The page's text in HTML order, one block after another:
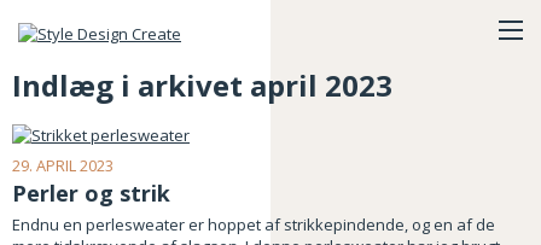
Indlæg i arkivet april 2023
29. APRIL 2023
Perler og strik
Endnu en perlesweater er hoppet af strikkepindende, og en af de